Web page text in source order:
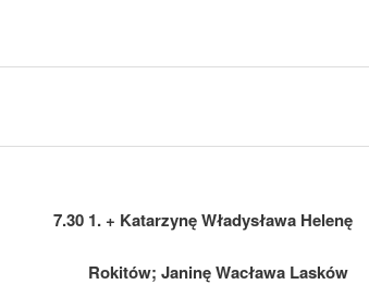
7.30 1. + Katarzynę Władysława Helenę
Rokitów; Janinę Wacława Lasków